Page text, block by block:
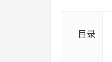
目录